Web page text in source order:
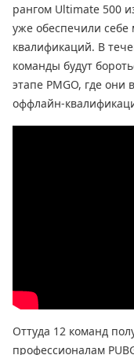
рангом Ultimate 500
уже обеспечили себе
квалификаций. В
команды будут
этапе PMGO, где
оффлайн-
Оттуда 12 команд
профессионалам